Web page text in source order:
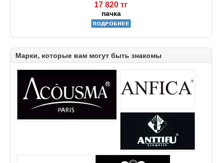
17 820 тг
пачка
Марки, которые вам могут быть знакомы